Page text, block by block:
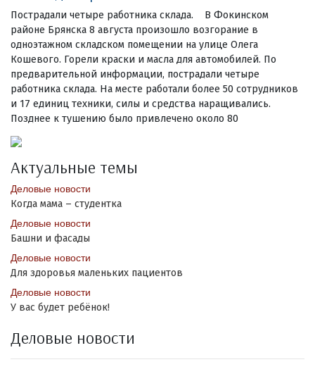
Пострадали четыре работника склада. В Фокинском
районе Брянска 8 августа произошло возгорание в
одноэтажном складском помещении на улице Олега
Кошевого. Горели краски и масла для автомобилей. По
предварительной информации, пострадали четыре
работника склада. На месте работали более 50 сотрудников
и 17 единиц техники, силы и средства наращивались.
Позднее к тушению было привлечено около 80
Актуальные темы
Деловые новости
Когда мама – студентка
Деловые новости
Башни и фасады
Деловые новости
Для здоровья маленьких пациентов
Деловые новости
У вас будет ребёнок!
Деловые новости